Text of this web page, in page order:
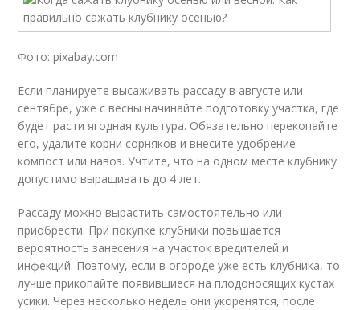
Фото: pixabay.com
Если планируете высаживать рассаду в августе или
сентябре, уже с весны начинайте подготовку участка, где
будет расти ягодная культура. Обязательно перекопайте
его, удалите корни сорняков и внесите удобрение —
компост или навоз. Учтите, что на одном месте клубнику
допустимо выращивать до 4 лет.
Рассаду можно вырастить самостоятельно или
приобрести. При покупке клубники повышается
вероятность занесения на участок вредителей и
инфекций. Поэтому, если в огороде уже есть клубника, то
лучше прикопайте появившиеся на плодоносящих кустах
усики. Через несколько недель они укоренятся, после